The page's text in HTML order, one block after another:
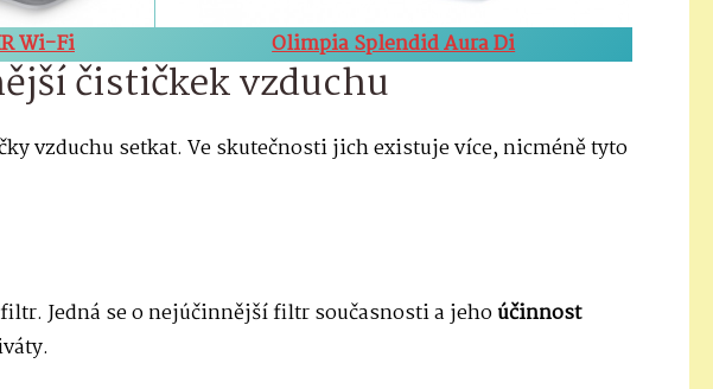
Wi-Fi Olimpia Splendid Aura Di
čističkek vzduchu
vzduchu setkat. Ve skutečnosti jich existuje více, nicméně tyto
Jedná se o nejúčinnější filtr současnosti a jehoúčinnost